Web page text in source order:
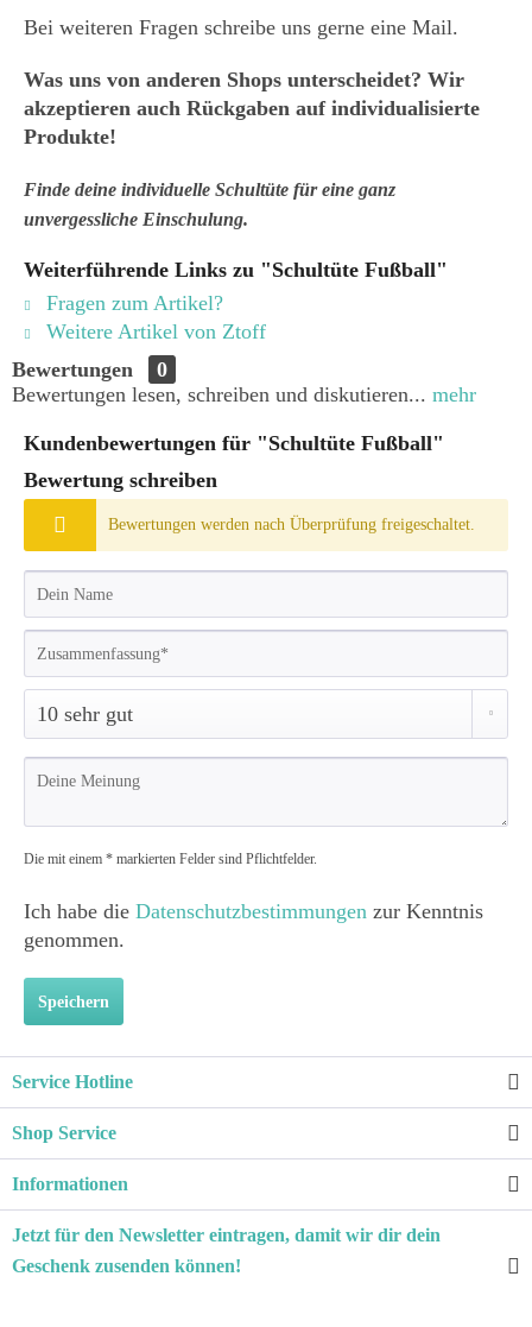
Bei weiteren Fragen schreibe uns gerne eine Mail.
Was uns von anderen Shops unterscheidet? Wir
akzeptieren auch Rückgaben auf individualisierte
Produkte!
Finde deine individuelle Schultüte für eine ganz
unvergessliche Einschulung.
Weiterführende Links zu "Schultüte Fußball"
Fragen zum Artikel?
Weitere Artikel von Ztoff
Bewertungen
0
Bewertungen lesen, schreiben und diskutieren... mehr
Kundenbewertungen für "Schultüte Fußball"
Bewertung schreiben
Bewertungen werden nach Überprüfung freigeschaltet.
Die mit einem * markierten Felder sind Pflichtfelder.
Ich habe die Datenschutzbestimmungen zur Kenntnis
genommen.
Speichern
Service Hotline
Shop Service
Informationen
Jetzt für den Newsletter eintragen, damit wir dir dein
Geschenk zusenden können!